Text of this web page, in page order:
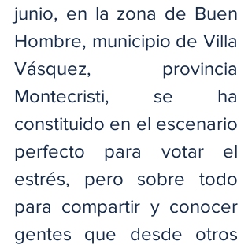
junio, en la zona de Buen
Hombre, municipio de Villa
Vásquez, provincia
Montecristi, se ha
constituido en el escenario
perfecto para votar el
estrés, pero sobre todo
para compartir y conocer
gentes que desde otros